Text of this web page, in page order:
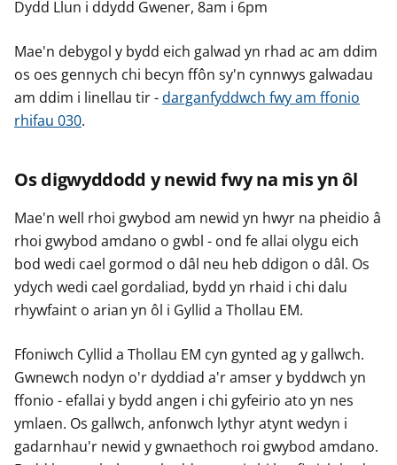
Dydd Llun i ddydd Gwener, 8am i 6pm
Mae'n debygol y bydd eich galwad yn rhad ac am ddim
os oes gennych chi becyn ffôn sy'n cynnwys galwadau
am ddim i linellau tir -darganfyddwch fwy am ffonio
rhifau 030.
Os digwyddodd y newid fwy na mis yn ôl
Mae'n well rhoi gwybod am newid yn hwyr na pheidio â
rhoi gwybod amdano o gwbl - ond fe allai olygu eich
bod wedi cael gormod o dâl neu heb ddigon o dâl. Os
ydych wedi cael gordaliad, bydd yn rhaid i chi dalu
rhywfaint o arian yn ôl i Gyllid a Thollau EM.
Ffoniwch Cyllid a Thollau EM cyn gynted ag y gallwch.
Gwnewch nodyn o'r dyddiad a'r amser y byddwch yn
ffonio - efallai y bydd angen i chi gyfeirio ato yn nes
ymlaen. Os gallwch, anfonwch lythyr atynt wedyn i
gadarnhau'r newid y gwnaethoch roi gwybod amdano.